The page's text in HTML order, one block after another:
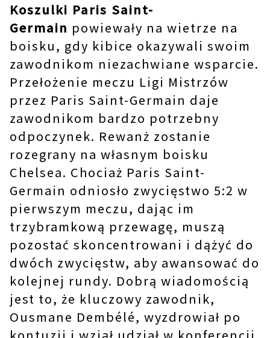
Koszulki Paris Saint-
Germain powiewały na wietrze na
boisku, gdy kibice okazywali swoim
zawodnikom niezachwiane wsparcie.
Przełożenie meczu Ligi Mistrzów
przez Paris Saint-Germain daje
zawodnikom bardzo potrzebny
odpoczynek. Rewanż zostanie
rozegrany na własnym boisku
Chelsea. Chociaż Paris Saint-
Germain odniosło zwycięstwo 5:2 w
pierwszym meczu, dając im
trzybramkową przewagę, muszą
pozostać skoncentrowani i dążyć do
dwóch zwycięstw, aby awansować do
kolejnej rundy. Dobrą wiadomością
jest to, że kluczowy zawodnik,
Ousmane Dembélé, wyzdrowiał po